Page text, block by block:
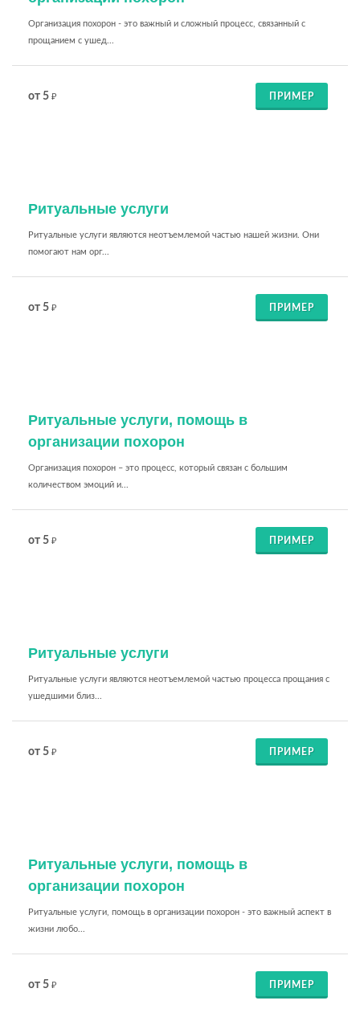
Организация похорон - это важный и сложный процесс, связанный с
прощанием с ушед...
от 5 ₽ ПРИМЕР
Ритуальные услуги
Ритуальные услуги являются неотъемлемой частью нашей жизни. Они
помогают нам орг...
от 5 ₽ ПРИМЕР
Ритуальные услуги, помощь в
организации похорон
Организация похорон – это процесс, который связан с большим
количеством эмоций и...
от 5 ₽ ПРИМЕР
Ритуальные услуги
Ритуальные услуги являются неотъемлемой частью процесса прощания с
ушедшими близ...
от 5 ₽ ПРИМЕР
Ритуальные услуги, помощь в
организации похорон
Ритуальные услуги, помощь в организации похорон - это важный аспект в
жизни любо...
от 5 ₽ ПРИМЕР